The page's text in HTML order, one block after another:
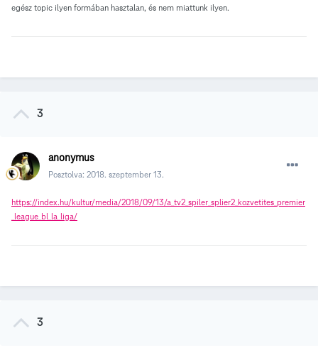
egész topic ilyen formában hasztalan, és nem miattunk ilyen.
3
anonymus
Posztolva: 2018. szeptember 13.
https://index.hu/kultur/media/2018/09/13/a_tv2_spiler_splier2_kozvetites_premier
_league_bl_la_liga/
3